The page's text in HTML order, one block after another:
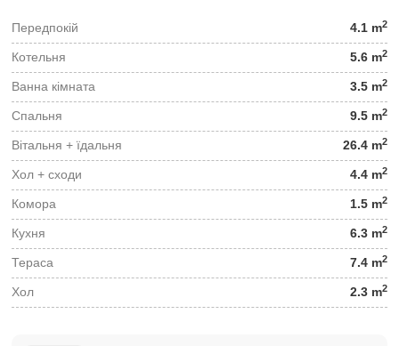
Передпокій 4.1 m2
Котельня 5.6 m2
Ванна кімната 3.5 m2
Спальня 9.5 m2
Вітальня + їдальня 26.4 m2
Хол + сходи 4.4 m2
Комора 1.5 m2
Кухня 6.3 m2
Тераса 7.4 m2
Хол 2.3 m2